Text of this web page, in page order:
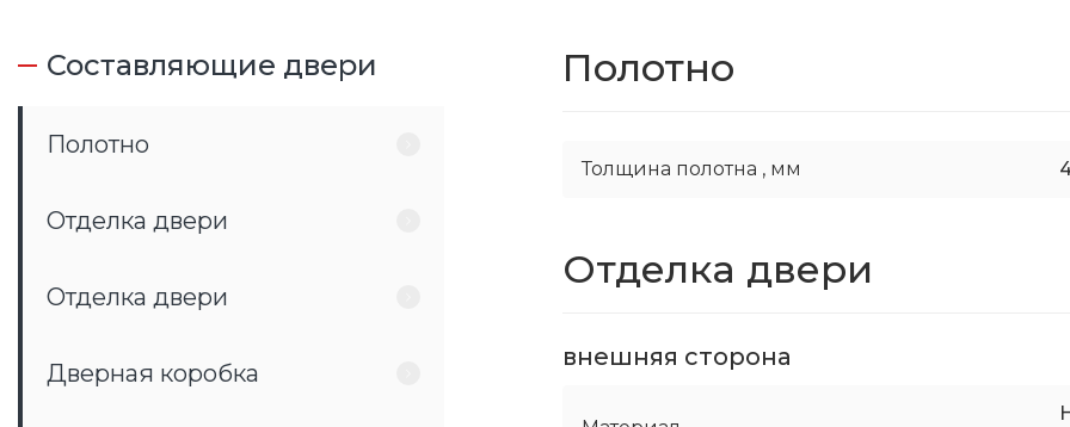
Составляющие двери
Полотно
Отделка двери
Отделка двери
Дверная коробка
Полотно
Толщина полотна , мм
Отделка двери
внешняя сторона